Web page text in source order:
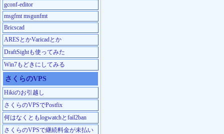
gconf-editor
msgfmt msgunfmt
Bricscad
ARESとかVaricadとか
DraftSightも使ってみた
Win7もどきにしてみる
さくらのVPS
Hikiのお引越し
さくらのVPSでPostfix
何はなくともlogwatchとfail2ban
さくらのVPSで継続料金が未払い